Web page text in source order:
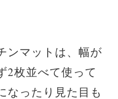
ンマットは、幅が
2枚並べて使って
なったり見た目も